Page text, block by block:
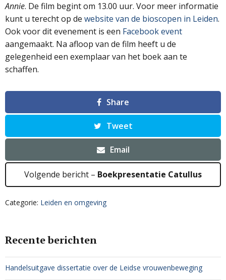
Annie. De film begint om 13.00 uur. Voor meer informatie
kunt u terecht op de website van de bioscopen in Leiden.
Ook voor dit evenement is een Facebook event
aangemaakt. Na afloop van de film heeft u de
gelegenheid een exemplaar van het boek aan te
schaffen.
Share
Tweet
Email
Volgende bericht – Boekpresentatie Catullus
Categorie: Leiden en omgeving
Recente berichten
Handelsuitgave dissertatie over de Leidse vrouwenbeweging